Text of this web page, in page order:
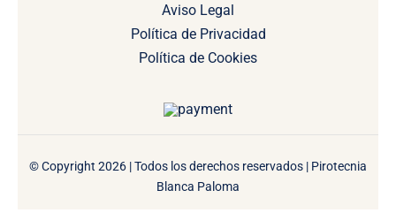
Aviso Legal
Política de Privacidad
Política de Cookies
© Copyright 2026 | Todos los derechos reservados | Pirotecnia
Blanca Paloma